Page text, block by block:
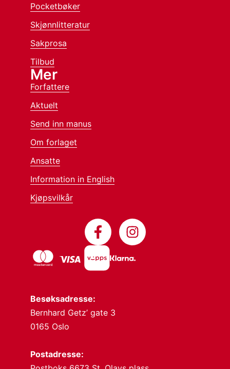
Besøksadresse:
Bernhard Getz’ gate 3
0165 Oslo
Postadresse:
Pocketbøker
Skjønnlitteratur
Sakprosa
Tilbud
Mer
Forfattere
Aktuelt
Send inn manus
Om forlaget
Ansatte
Information in English
Kjøpsvilkår